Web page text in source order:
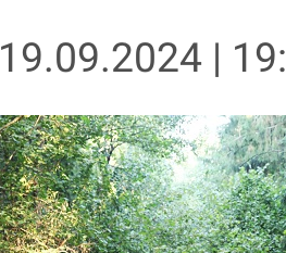
19.09.2024 |